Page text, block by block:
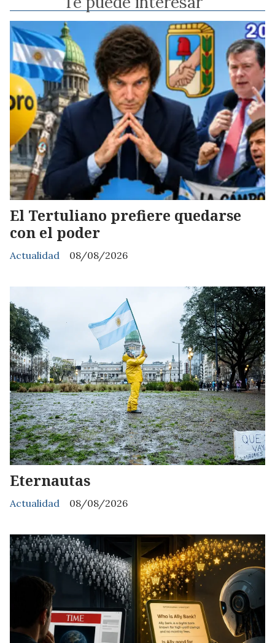
El Tertuliano prefiere quedarse
con el poder
Actualidad 08/08/2026
Eternautas
Actualidad 08/08/2026